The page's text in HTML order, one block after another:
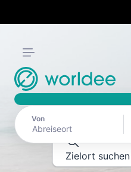
Von
Zielort suchen